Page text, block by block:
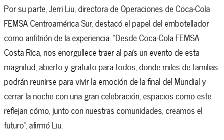
Por su parte, Jerri Liu, directora de Operaciones de Coca-Cola
FEMSA Centroamérica Sur, destacó el papel del embotellador
como anfitrión de la experiencia. “Desde Coca-Cola FEMSA
Costa Rica, nos enorgullece traer al país un evento de esta
magnitud, abierto y gratuito para todos, donde miles de familias
podrán reunirse para vivir la emoción de la final del Mundial y
cerrar la noche con una gran celebración; espacios como este
reflejan cómo, junto con nuestras comunidades, creamos el
futuro”, afirmó Liu.